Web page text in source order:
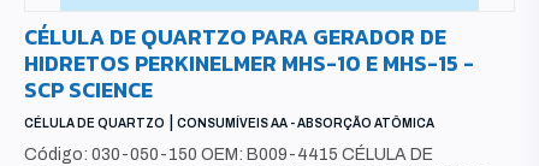
CÉLULA DE QUARTZO PARA GERADOR DE
HIDRETOS PERKINELMER MHS-10 E MHS-15 -
SCP SCIENCE
CÉLULA DE QUARTZO CONSUMÍVEIS AA - ABSORÇÃO ATÔMICA
Código: 030-050-150 OEM: B009-4415 CÉLULA DE